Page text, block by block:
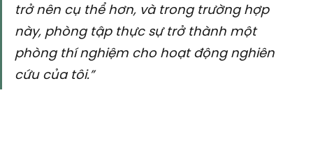
trở nên cụ thể hơn, và trong trường hợp
này, phòng tập thực sự trở thành một
phòng thí nghiệm cho hoạt động nghiên
cứu của tôi.”